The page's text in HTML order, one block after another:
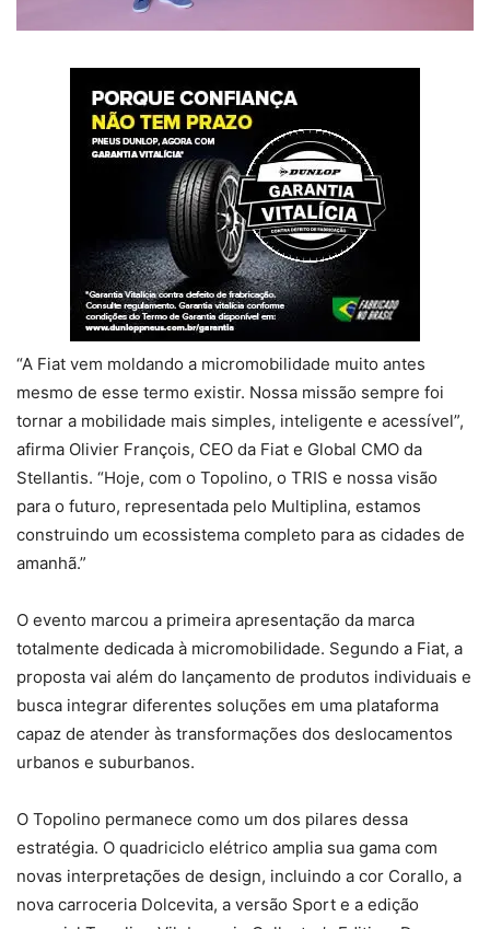
“A Fiat vem moldando a micromobilidade muito antes
mesmo de esse termo existir. Nossa missão sempre foi
tornar a mobilidade mais simples, inteligente e acessível”,
afirma Olivier François, CEO da Fiat e Global CMO da
Stellantis. “Hoje, com o Topolino, o TRIS e nossa visão
para o futuro, representada pelo Multiplina, estamos
construindo um ecossistema completo para as cidades de
amanhã.”
O evento marcou a primeira apresentação da marca
totalmente dedicada à micromobilidade. Segundo a Fiat, a
proposta vai além do lançamento de produtos individuais e
busca integrar diferentes soluções em uma plataforma
capaz de atender às transformações dos deslocamentos
urbanos e suburbanos.
O Topolino permanece como um dos pilares dessa
estratégia. O quadriciclo elétrico amplia sua gama com
novas interpretações de design, incluindo a cor Corallo, a
nova carroceria Dolcevita, a versão Sport e a edição